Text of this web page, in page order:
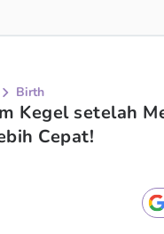
Birth
Kegel setelah
Cepat!